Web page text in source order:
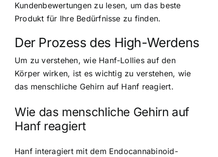
Kundenbewertungen zu lesen, um das beste
Produkt für Ihre Bedürfnisse zu finden.
Der Prozess des High-Werdens
Um zu verstehen, wie Hanf-Lollies auf den
Körper wirken, ist es wichtig zu verstehen, wie
das menschliche Gehirn auf Hanf reagiert.
Wie das menschliche Gehirn auf
Hanf reagiert
Hanf interagiert mit dem Endocannabinoid-